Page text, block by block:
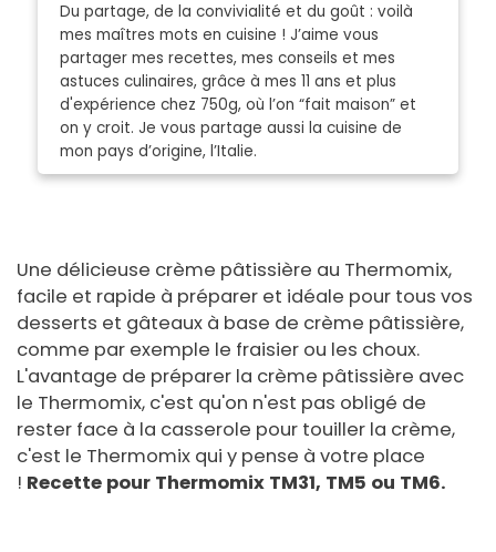
Du partage, de la convivialité et du goût : voilà
mes maîtres mots en cuisine ! J’aime vous
partager mes recettes, mes conseils et mes
astuces culinaires, grâce à mes 11 ans et plus
d'expérience chez 750g, où l’on “fait maison” et
on y croit. Je vous partage aussi la cuisine de
mon pays d’origine, l’Italie.
Une délicieuse crème pâtissière au Thermomix,
facile et rapide à préparer et idéale pour tous vos
desserts et gâteaux à base de crème pâtissière,
comme par exemple le fraisier ou les choux.
L'avantage de préparer la crème pâtissière avec
le Thermomix, c'est qu'on n'est pas obligé de
rester face à la casserole pour touiller la crème,
c'est le Thermomix qui y pense à votre place
! Recette pour Thermomix TM31, TM5 ou TM6.